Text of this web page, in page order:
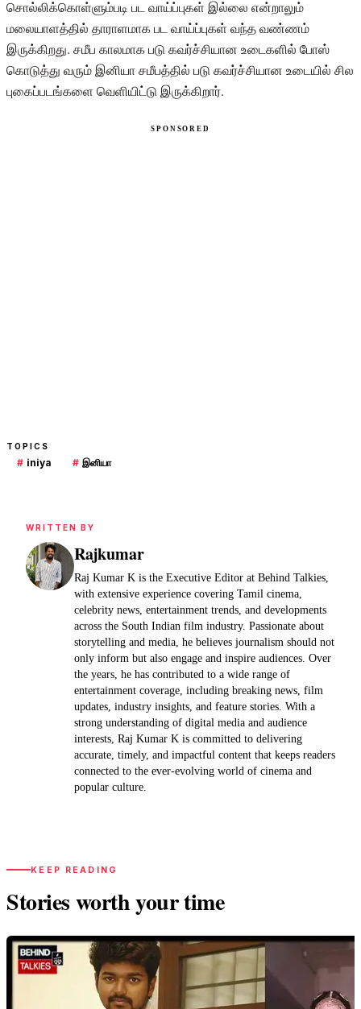
சொல்லிக்கொள்ளும்படி பட வாய்ப்புகள் இல்லை என்றாலும்
மலையாளத்தில் தாராளமாக பட வாய்ப்புகள் வந்த வண்ணம்
இருக்கிறது. சமீப காலமாக படு கவர்ச்சியான உடைகளில் போஸ்
கொடுத்து வரும் இனியா சமீபத்தில் படு கவர்ச்சியான உடையில் சில
புகைப்படங்களை வெளியிட்டு இருக்கிறார்.
TOPICS
# iniya # இனியா
WRITTEN BY
Rajkumar
Raj Kumar K is the Executive Editor at Behind Talkies,
with extensive experience covering Tamil cinema,
celebrity news, entertainment trends, and developments
across the South Indian film industry. Passionate about
storytelling and media, he believes journalism should not
only inform but also engage and inspire audiences. Over
the years, he has contributed to a wide range of
entertainment coverage, including breaking news, film
updates, industry insights, and feature stories. With a
strong understanding of digital media and audience
interests, Raj Kumar K is committed to delivering
accurate, timely, and impactful content that keeps readers
connected to the ever-evolving world of cinema and
popular culture.
KEEP READING
Stories worth your time